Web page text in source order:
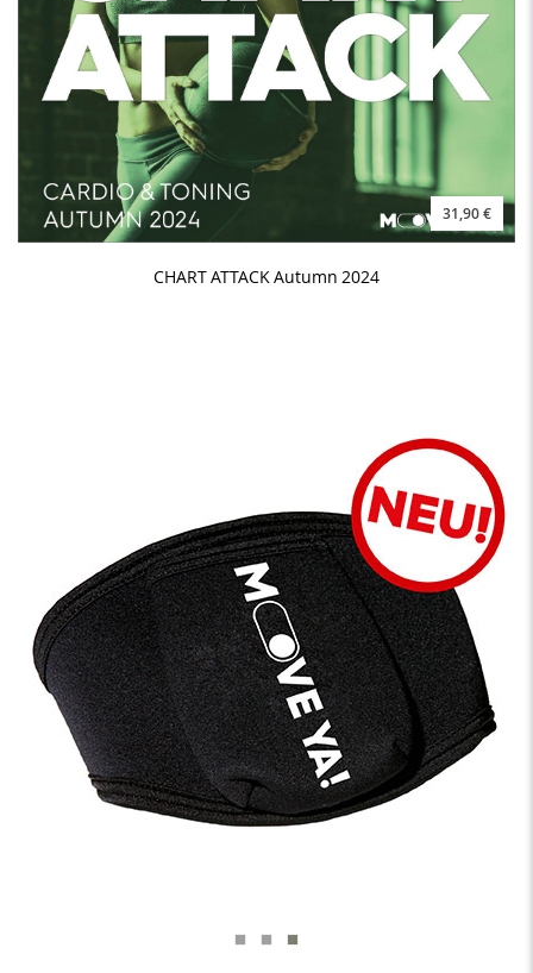
31,90 €
CHART ATTACK Autumn 2024